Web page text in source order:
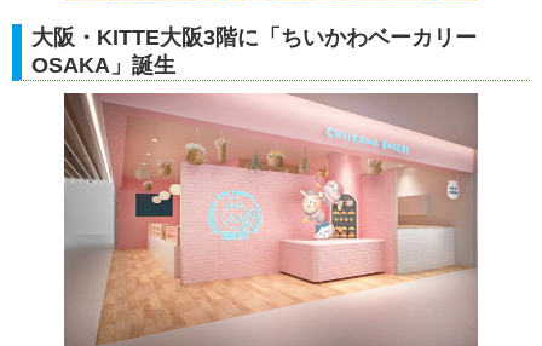
大阪・KITTE大阪3階に「ちいかわベーカリー
OSAKA」誕生